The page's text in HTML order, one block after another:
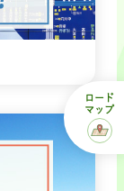
ロード
マップ